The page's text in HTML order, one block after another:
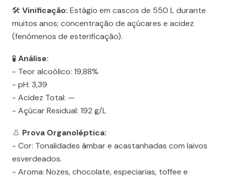
🛠️ Vinificação: Estágio em cascos de 550 L durante
muitos anos; concentração de açúcares e acidez
(fenómenos de esterificação).
🧪 Análise:
- Teor alcoólico: 19,88%
- pH: 3,39
- Acidez Total: —
- Açúcar Residual: 192 g/L
👃 Prova Organoléptica:
- Cor: Tonalidades âmbar e acastanhadas com laivos
esverdeados.
- Aroma: Nozes, chocolate, especiarias, toffee e